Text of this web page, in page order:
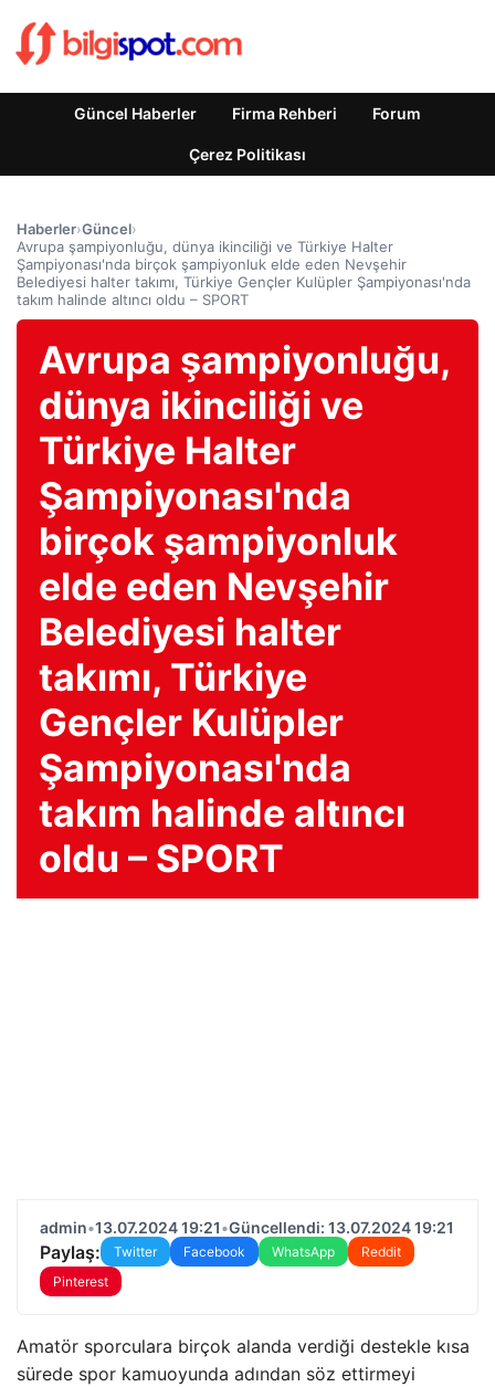
Güncel Haberler Firma Rehberi Forum
Çerez Politikası
Haberler›Güncel›
Avrupa şampiyonluğu, dünya ikinciliği ve Türkiye Halter
Şampiyonası'nda birçok şampiyonluk elde eden Nevşehir
Belediyesi halter takımı, Türkiye Gençler Kulüpler Şampiyonası'nda
takım halinde altıncı oldu – SPORT
Avrupa şampiyonluğu,
dünya ikinciliği ve
Türkiye Halter
Şampiyonası'nda
birçok şampiyonluk
elde eden Nevşehir
Belediyesi halter
takımı, Türkiye
Gençler Kulüpler
Şampiyonası'nda
takım halinde altıncı
oldu – SPORT
admin•13.07.2024 19:21•Güncellendi: 13.07.2024 19:21
Paylaş: Twitter Facebook WhatsApp
Reddit
Pinterest
Amatör sporculara birçok alanda verdiği destekle kısa
sürede spor kamuoyunda adından söz ettirmeyi